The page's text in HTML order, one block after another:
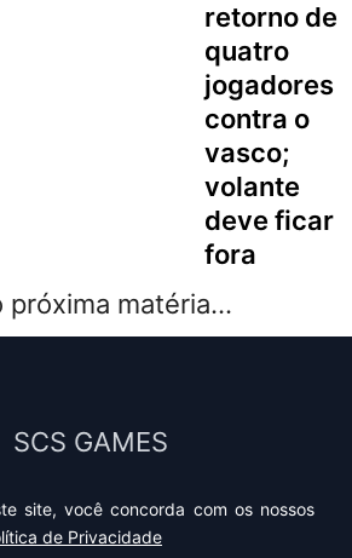
retorno de
quatro
jogadores
contra o
vasco;
volante
deve ficar
fora
próxima matéria...
site, você concorda com os nossos
de Privacidade